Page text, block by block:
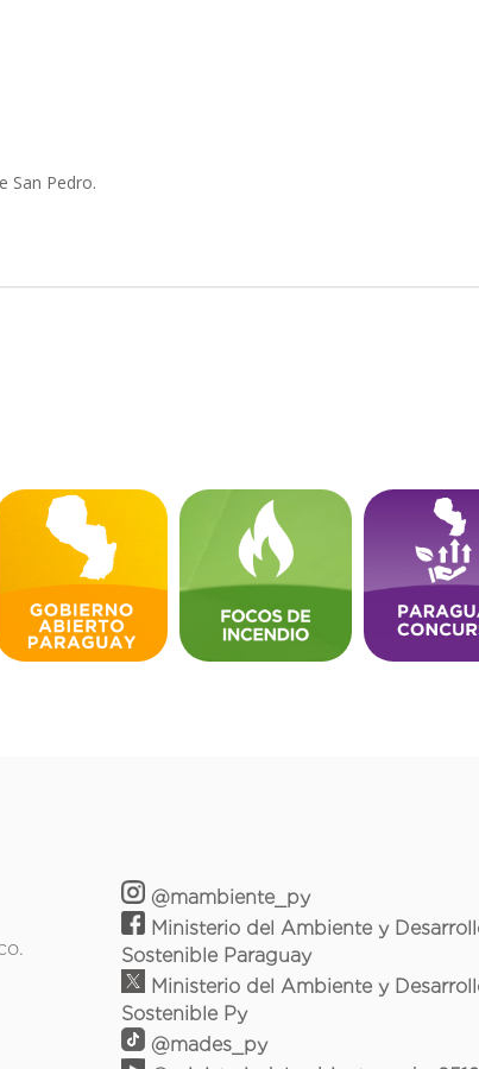
San Pedro.
@mambiente_py
Ministerio del Ambiente y
Sostenible Paraguay
Ministerio del Ambiente y
Sostenible Py
@mades_py